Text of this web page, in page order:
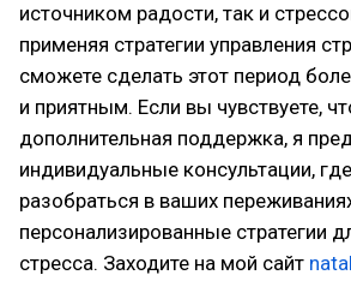
источником радости, так и
применяя стратегии управления
сможете сделать этот период
и приятным. Если вы чувствуете,
дополнительная поддержка, я
индивидуальные консультации,
разобраться в ваших
персонализированные стратегии
стресса. Заходите на мой сайт